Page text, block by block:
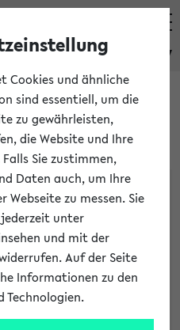
eKVV
Cookies und ähnliche
sind essentiell, um die
zu gewährleisten,
die Website und Ihre
Sie zustimmen,
Daten auch, um Ihre
zu messen. Sie
unter
und mit der
Auf der Seite
Informationen zu den
Technologien.